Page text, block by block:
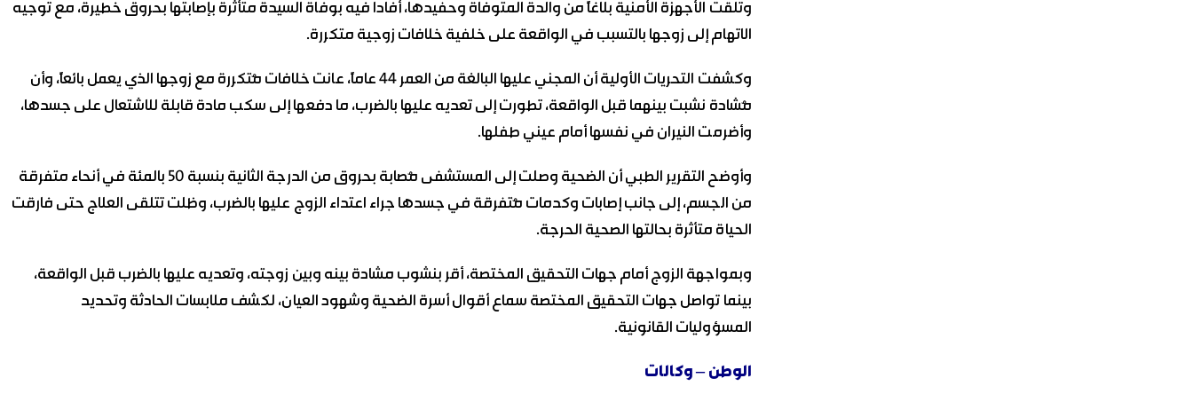
وتلقت الأجهزة الأمنية بلاغاً من والدة المتوفاة وحفيدها، أفادا فيه بوفاة السيدة متأثرة بإصابتها بحروق خطيرة، مع توجيه
الاتهام إلى زوجها بالتسبب في الواقعة على خلفية خلافات زوجية متكررة.
وكشفت التحريات الأولية أن المجني عليها البالغة من العمر 44 عاماً، عانت خلافات مُتكررة مع زوجها الذي يعمل بائعاً، وأن
مُشادة نشبت بينهما قبل الواقعة، تطورت إلى تعديه عليها بالضرب، ما دفعها إلى سكب مادة قابلة للاشتعال على جسدها،
وأضرمت النيران في نفسها أمام عيني طفلها.
وأوضح التقرير الطبي أن الضحية وصلت إلى المستشفى مُصابة بحروق من الدرجة الثانية بنسبة 50 بالمئة في أنحاء متفرقة
من الجسم، إلى جانب إصابات وكدمات مُتفرقة في جسدها جراء اعتداء الزوج عليها بالضرب، وظلت تتلقى العلاج حتى فارقت
الحياة متأثرة بحالتها الصحية الحرجة.
وبمواجهة الزوج أمام جهات التحقيق المختصة، أقر بنشوب مشادة بينه وبين زوجته، وتعديه عليها بالضرب قبل الواقعة،
بينما تواصل جهات التحقيق المختصة سماع أقوال أسرة الضحية وشهود العيان، لكشف ملابسات الحادثة وتحديد
المسؤوليات القانونية.
الوطن – وكالات